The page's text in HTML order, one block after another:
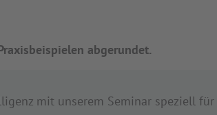
abgerundet.
mit unserem Seminar speziell für